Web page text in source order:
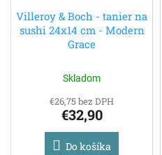
Villeroy & Boch - tanier na
sushi 24x14 cm - Modern
Grace
Skladom
€26,75 bez DPH
€32,90
Do košíka